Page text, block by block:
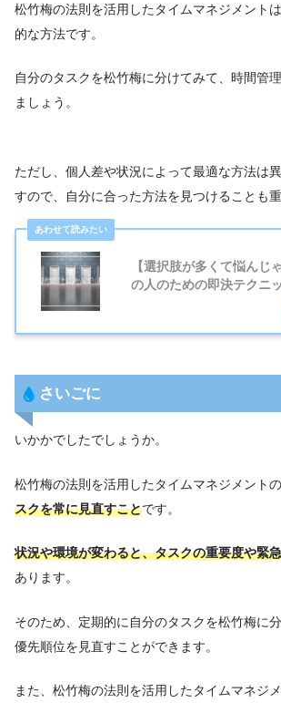
松竹梅の法則を活用したタイムマネジメント
的な方法です。
自分のタスクを松竹梅に分けてみて、時間管
ましょう。
ただし、個人差や状況によって最適な方法は
すので、自分に合った方法を見つけることも重
【選択肢が多くて悩んじ
の人のための即決テクニ
さいごに
いかかでしたでしょうか。
松竹梅の法則を活用したタイムマネジメントの
スクを常に見直すことです。
状況や環境が変わると、タスクの重要度や緊
あります。
そのため、定期的に自分のタスクを松竹梅に
優先順位を見直すことができます。
また、松竹梅の法則を活用したタイムマネジ